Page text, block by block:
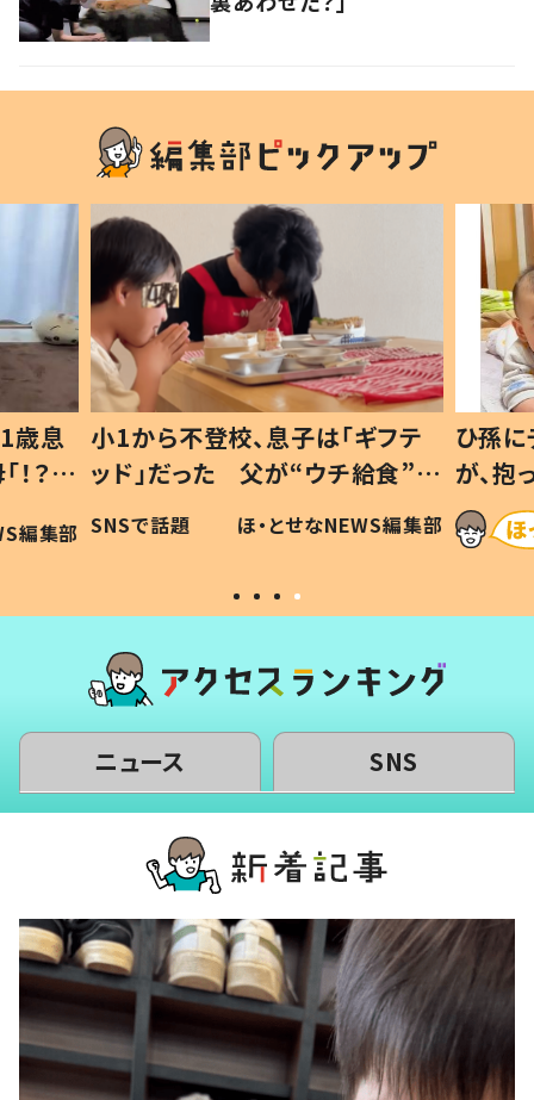
歳息
？」
編集部
小1から不登校、息子は「ギフテ
ッド」だった 父が“ウチ給食”を
作り続ける理由とは #令和の親
#令和の子
SNSで話題 ほ・とせなNEWS編集部
ひ孫
が、
「涙が
い」
ニュース SNS